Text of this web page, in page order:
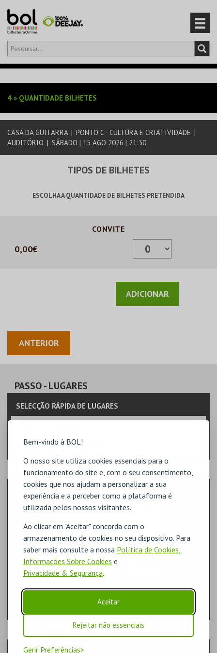
Bem-vindo à BOL!
O nosso site utiliza cookies essenciais para o
funcionamento do site e, com o seu consentimento,
cookies que nos ajudam a personalizar a sua
experiência e a perceber como a plataforma é
utilizada pelos nossos visitantes.
Ao clicar em "Aceitar" concorda com o
armazenamento de cookies no seu dispositivo. Para
saber mais consulte a nossa Política de Cookies,
Informações Sobre Cookies e
Privacidade & Segurança.
Aceitar
Rejeitar não essenciais
Gerir Preferências
Olá,iniciar sessão
EVENTOS
CARTÕES
4 » QUANTIDADE BILHETES
CASA DA GUITARRA | PONTO C - CULTURA E CRIATIVIDADE |
AUDITÓRIO | SÁBADO | 15 AGO 2026 | 21:30
TIPOS DE BILHETES
ESCOLHA A QUANTIDADE DE BILHETES PRETENDIDA
CONVITE
0,00€
ANTERIOR
PASSO- LUGARES
SELECÇÃO RÁPIDA DE LUGARES
Na planta, selecione o lugar.
PASSO- SECTOR
GERAL
PASSO - SESSÃO